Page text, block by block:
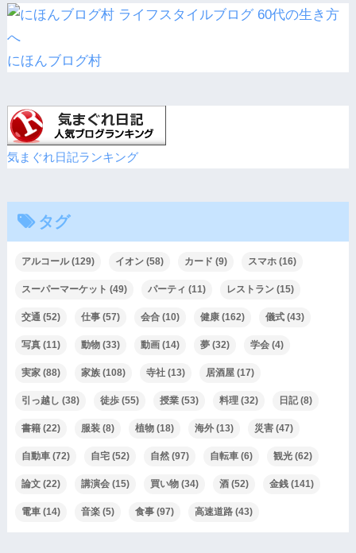
にほんブログ村
気まぐれ日記ランキング
タグ
アルコール(129) イオン(58) カード (9) スマホ(16)
スーパーマーケット (49) パーティ (11) レストラン(15)
交通(52) 仕事(57) 会合(10) 健康(162) 儀式(43)
写真(11) 動物(33) 動画(14) 夢(32) 学会(4)
実家(88) 家族(108) 寺社(13) 居酒屋(17)
引っ越し (38) 徒歩(55) 授業(53) 料理(32) 日記(8)
書籍(22) 服装(8) 植物(18) 海外(13) 災害(47)
自動車(72) 自宅(52) 自然(97) 自転車(6) 観光(62)
論文(22) 講演会(15) 買い物(34) 酒(52) 金銭(141)
電車(14) 音楽(5) 食事(97) 高速道路(43)